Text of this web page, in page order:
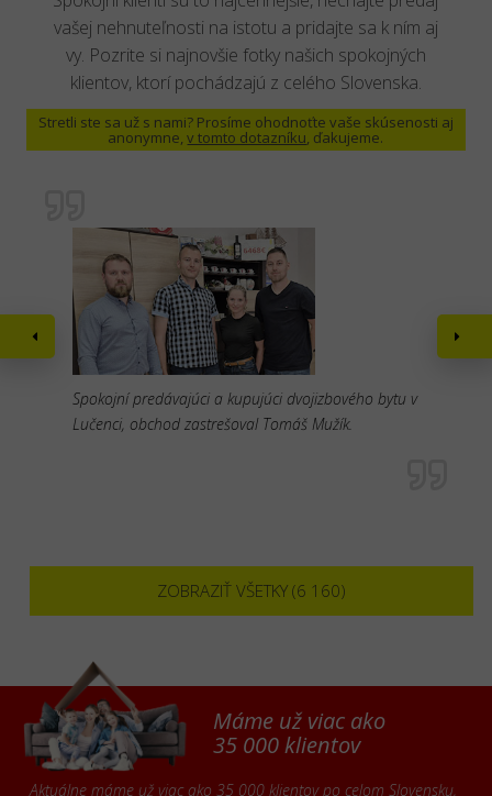
vašej nehnuteľnosti na istotu a pridajte sa k ním aj
vy. Pozrite si najnovšie fotky našich spokojných
klientov, ktorí pochádzajú z celého Slovenska.
Stretli ste sa už s nami? Prosíme ohodnoťte vaše skúsenosti aj
anonymne,v tomto dotazníku, ďakujeme.
Spokojní predávajúci a kupujúci dvojizbového bytu v
Lučenci, obchod zastrešoval Tomáš Mužík.
ZOBRAZIŤ VŠETKY (6 160)
Máme už viac ako
35 000 klientov
Aktuálne máme už viac ako 35 000 klientov po celom Slovensku,